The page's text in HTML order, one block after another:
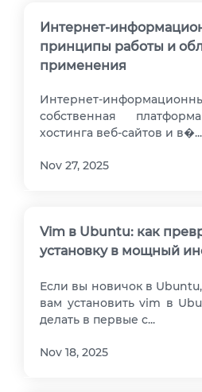
Интернет-
принципы работы и
применения
Интернет-
собственная
хостинга веб-сайтов и в�...
Nov 27, 2025
Vim в Ubuntu: как
установку в мощный
Если вы новичок в
вам установить vim в
делать в первые с...
Nov 18, 2025